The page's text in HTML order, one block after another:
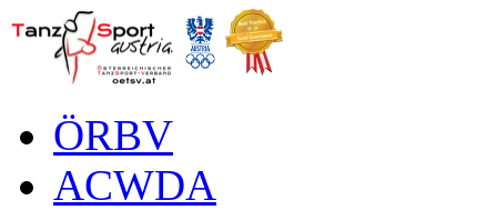
ÖRBV
ACWDA